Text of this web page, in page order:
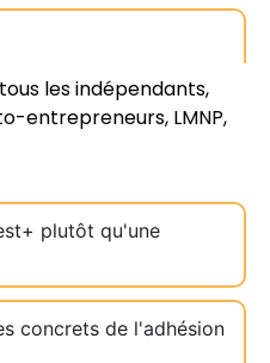
les indépendants,
entrepreneurs, LMNP,
plutôt qu'une
concrets de l'adhésion